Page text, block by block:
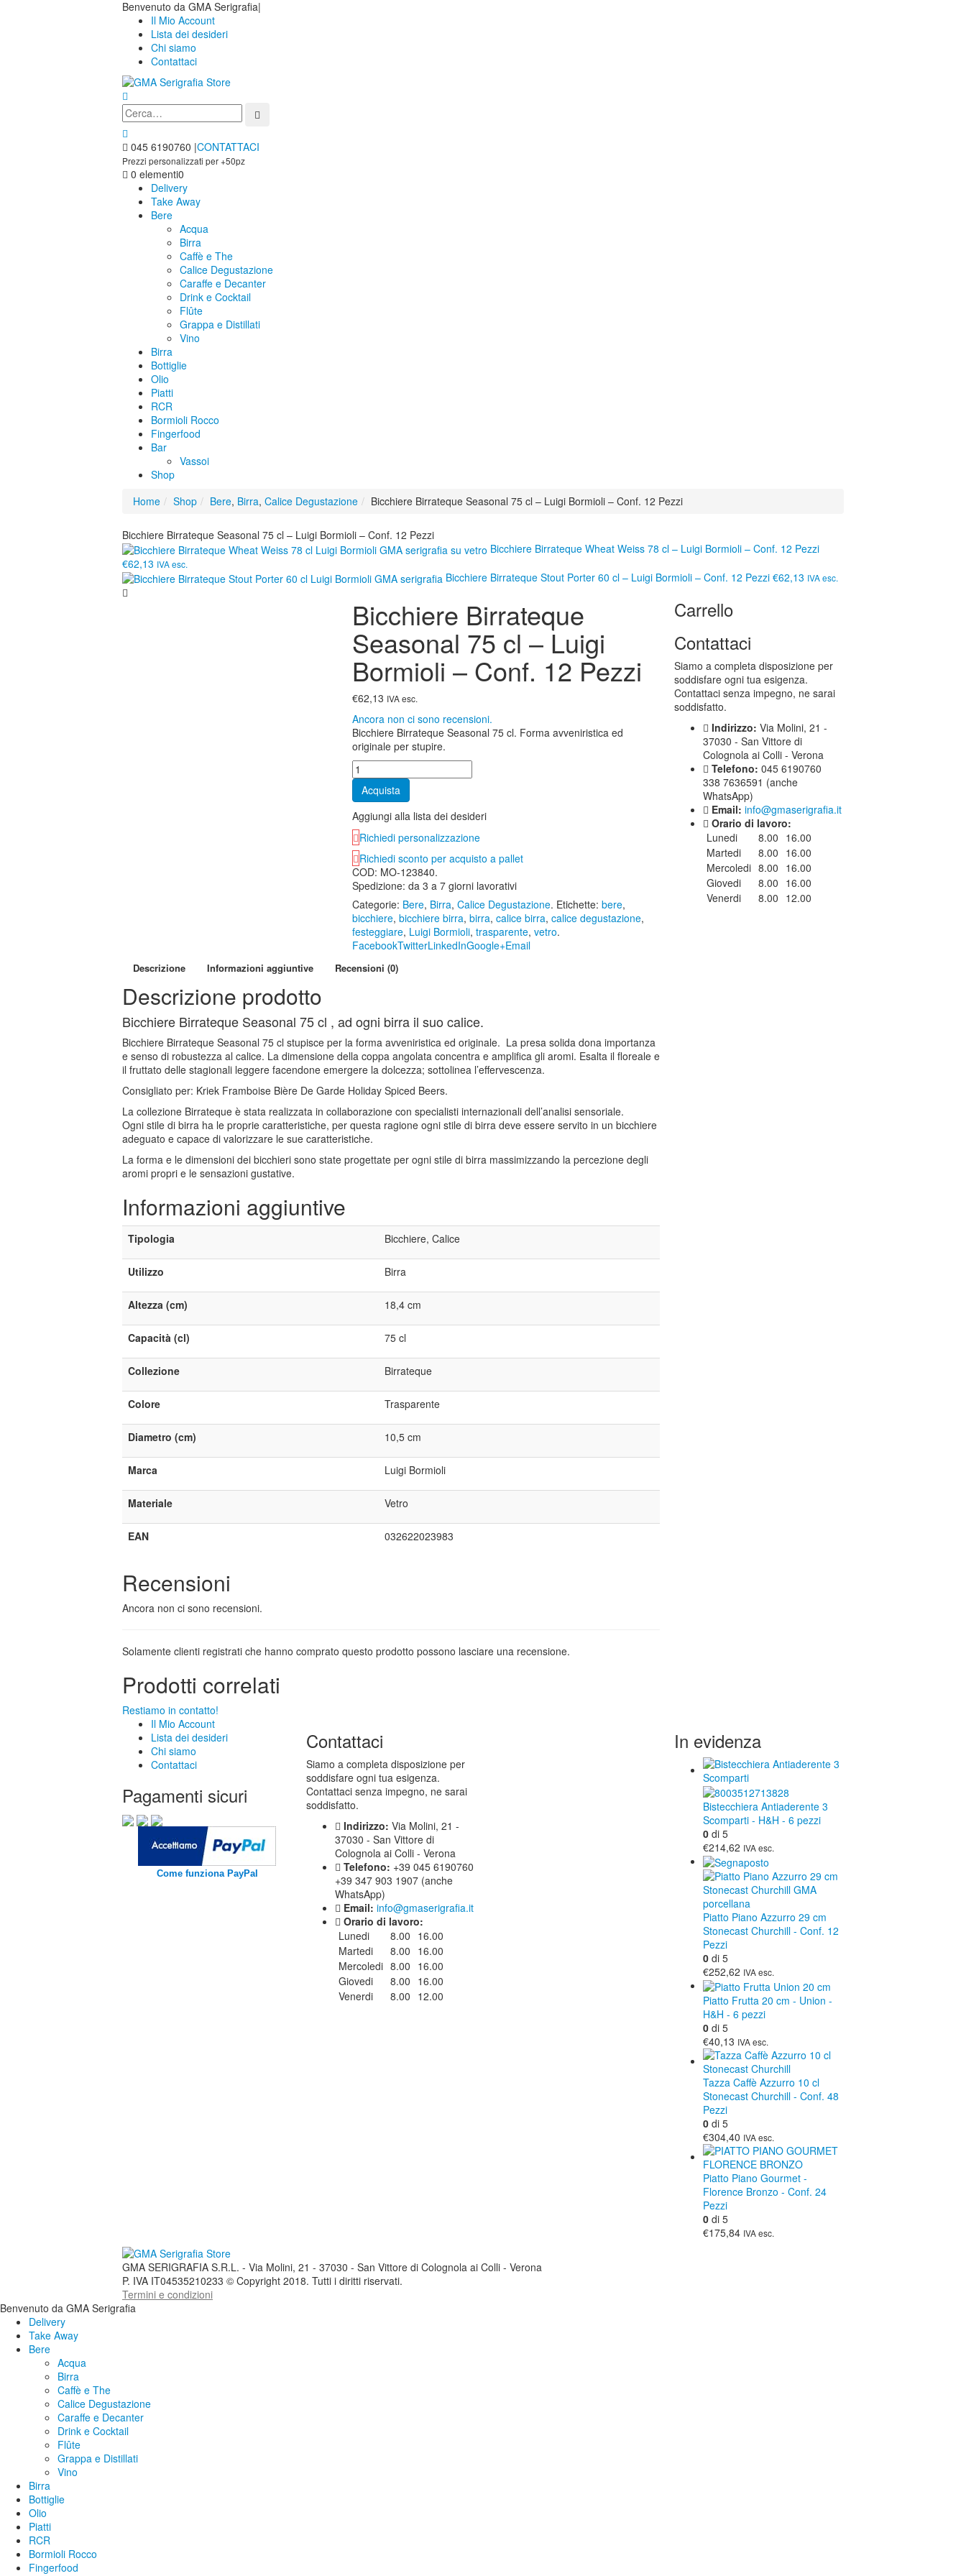
Benvenuto da GMA Serigrafia|
Il Mio Account
Lista dei desideri
Chi siamo
Contattaci
045 6190760 |CONTATTACI
Prezzi personalizzati per +50pz
0 elementi0
Delivery
Take Away
Bere
Acqua
Birra
Caffè e The
Calice Degustazione
Caraffe e Decanter
Drink e Cocktail
Flûte
Grappa e Distillati
Vino
Birra
Bottiglie
Olio
Piatti
RCR
Bormioli Rocco
Fingerfood
Bar
Vassoi
Shop
Home
Shop Bere, Birra, Calice Degustazione Bicchiere Birrateque Seasonal 75 cl – Luigi Bormioli – Conf. 12 Pezzi
Bicchiere Birrateque Seasonal 75 cl – Luigi Bormioli – Conf. 12 Pezzi
Bicchiere Birrateque Wheat Weiss 78 cl – Luigi Bormioli – Conf. 12 Pezzi
€62,13 IVA esc.
Bicchiere Birrateque Stout Porter 60 cl – Luigi Bormioli – Conf. 12 Pezzi €62,13 IVA esc.
Bicchiere Birrateque
Seasonal 75 cl – Luigi
Bormioli – Conf. 12 Pezzi
€62,13 IVA esc.
Ancora non ci sono recensioni.
Bicchiere Birrateque Seasonal 75 cl. Forma avveniristica ed
originale per stupire.
Acquista
Aggiungi alla lista dei desideri
Richiedi personalizzazione
Richiedi sconto per acquisto a pallet
COD: MO-123840.
Spedizione: da 3 a 7 giorni lavorativi
Categorie: Bere, Birra, Calice Degustazione. Etichette: bere,
bicchiere, bicchiere birra, birra, calice birra, calice degustazione,
festeggiare, Luigi Bormioli, trasparente, vetro.
FacebookTwitterLinkedInGoogle+Email
Descrizione Informazioni aggiuntive Recensioni (0)
Descrizione prodotto
Bicchiere Birrateque Seasonal 75 cl , ad ogni birra il suo calice.
Bicchiere Birrateque Seasonal 75 cl stupisce per la forma avveniristica ed originale. La presa solida dona importanza
e senso di robustezza al calice. La dimensione della coppa angolata concentra e amplifica gli aromi. Esalta il floreale e
il fruttato delle stagionali leggere facendone emergere la dolcezza; sottolinea l’effervescenza.
Consigliato per: Kriek Framboise Bière De Garde Holiday Spiced Beers.
La collezione Birrateque è stata realizzata in collaborazione con specialisti internazionali dell’analisi sensoriale.
Ogni stile di birra ha le proprie caratteristiche, per questa ragione ogni stile di birra deve essere servito in un bicchiere
adeguato e capace di valorizzare le sue caratteristiche.
La forma e le dimensioni dei bicchieri sono state progettate per ogni stile di birra massimizzando la percezione degli
aromi propri e le sensazioni gustative.
Informazioni aggiuntive
Tipologia Bicchiere, Calice
Utilizzo Birra
Altezza (cm) 18,4 cm
Capacità (cl) 75 cl
Collezione Birrateque
Colore Trasparente
Diametro (cm) 10,5 cm
Marca Luigi Bormioli
Materiale Vetro
EAN 032622023983
Recensioni
Ancora non ci sono recensioni.
Solamente clienti registrati che hanno comprato questo prodotto possono lasciare una recensione.
Prodotti correlati
Carrello
Contattaci
Siamo a completa disposizione per
soddisfare ogni tua esigenza.
Contattaci senza impegno, ne sarai
soddisfatto.
Indirizzo: Via Molini, 21 -
37030 - San Vittore di
Colognola ai Colli - Verona
Telefono: 045 6190760
338 7636591 (anche
WhatsApp)
Email: info@gmaserigrafia.it
Orario di lavoro:
Lunedi
8.00 16.00
Martedi
8.00 16.00
Mercoledi 8.00 16.00
Giovedi
8.00 16.00
Venerdi
8.00 12.00
Restiamo in contatto!
Il Mio Account
Lista dei desideri
Chi siamo
Contattaci
Pagamenti sicuri
Come funziona PayPal
Contattaci
Siamo a completa disposizione per
soddisfare ogni tua esigenza.
Contattaci senza impegno, ne sarai
soddisfatto.
Indirizzo: Via Molini, 21 -
37030 - San Vittore di
Colognola ai Colli - Verona
Telefono: +39 045 6190760
+39 347 903 1907 (anche
WhatsApp)
Email: info@gmaserigrafia.it
Orario di lavoro:
Lunedi
8.00 16.00
Martedi
8.00 16.00
Mercoledi 8.00 16.00
Giovedi
8.00 16.00
Venerdi
8.00 12.00
In evidenza
Bistecchiera Antiaderente 3
Scomparti - H&H - 6 pezzi
0 di 5
€214,62 IVA esc.
Piatto Piano Azzurro 29 cm
Stonecast Churchill - Conf. 12
Pezzi
0 di 5
€252,62 IVA esc.
Piatto Frutta 20 cm - Union -
H&H - 6 pezzi
0 di 5
€40,13 IVA esc.
Tazza Caffè Azzurro 10 cl
Stonecast Churchill - Conf. 48
Pezzi
0 di 5
€304,40 IVA esc.
Piatto Piano Gourmet -
Florence Bronzo - Conf. 24
Pezzi
0 di 5
€175,84 IVA esc.
GMA SERIGRAFIA S.R.L. - Via Molini, 21 - 37030 - San Vittore di Colognola ai Colli - Verona
P. IVA IT04535210233 © Copyright 2018. Tutti i diritti riservati.
Termini e condizioni
Benvenuto da GMA Serigrafia
Delivery
Take Away
Bere
Acqua
Birra
Caffè e The
Calice Degustazione
Caraffe e Decanter
Drink e Cocktail
Flûte
Grappa e Distillati
Vino
Birra
Bottiglie
Olio
Piatti
RCR
Bormioli Rocco
Fingerfood